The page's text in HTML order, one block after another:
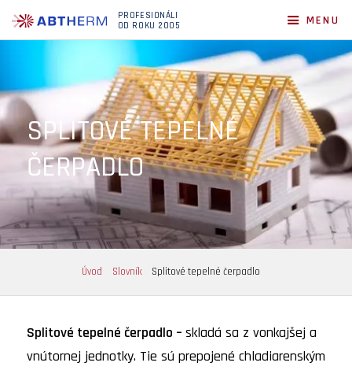
PROFESIONÁLI
OD ROKU 2005
MENU
SPLITOVÉ TEPELNÉ
ČERPADLO
Úvod Slovník Splitové tepelné čerpadlo
Splitové tepelné čerpadlo – skladá sa z vonkajšej a
vnútornej jednotky. Tie sú prepojené chladiarenským